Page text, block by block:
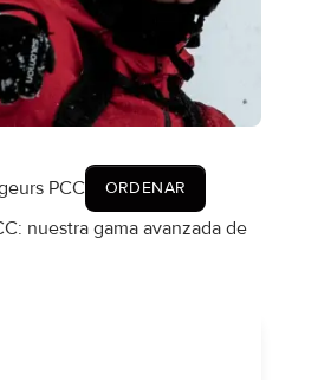
PCC ORDENAR
nuestra gama avanzada de